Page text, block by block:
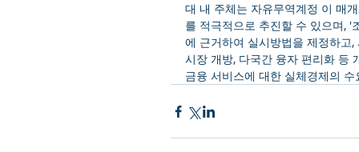
대 내 주체는 자유무역계정 이 매
를 적극적으로 추진할 수 있으며, '
에 근거하여 실시방법을 제정하고
시장 개방, 다국간 융자 편리화 등
금융 서비스에 대한 실체경제의